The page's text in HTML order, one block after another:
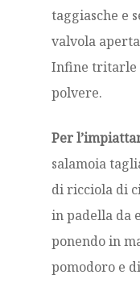
taggiasche e
valvola
Infine tritarle
polvere.
Per
salamoia
di ricciola di
in padella da
ponendo in
pomodoro e